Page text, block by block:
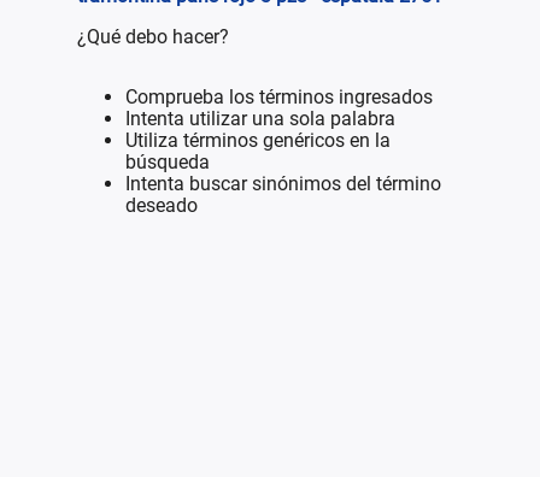
¿Qué debo hacer?
Comprueba los términos ingresados
Intenta utilizar una sola palabra
Utiliza términos genéricos en la
búsqueda
Intenta buscar sinónimos del término
deseado